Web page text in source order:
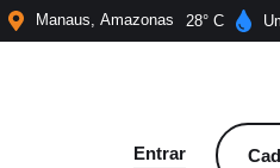
Manaus Amazonas 28
Entrar